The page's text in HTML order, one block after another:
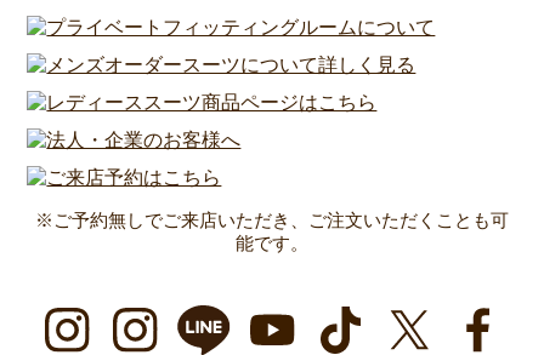
※ご予約無しでご来店いただき、ご注文いただくことも可
能です。